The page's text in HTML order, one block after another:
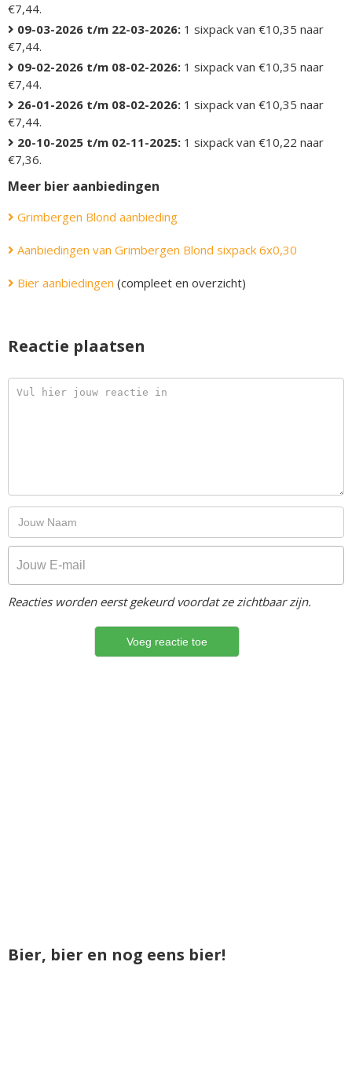
€7,44.
09-03-2026 t/m 22-03-2026: 1 sixpack van €10,35 naar
€7,44.
09-02-2026 t/m 08-02-2026: 1 sixpack van €10,35 naar
€7,44.
26-01-2026 t/m 08-02-2026: 1 sixpack van €10,35 naar
€7,44.
20-10-2025 t/m 02-11-2025: 1 sixpack van €10,22 naar
€7,36.
Meer bier aanbiedingen
Grimbergen Blond aanbieding
Aanbiedingen van Grimbergen Blond sixpack 6x0,30
Bier aanbiedingen (compleet en overzicht)
Reactie plaatsen
Reacties worden eerst gekeurd voordat ze zichtbaar zijn.
Bier, bier en nog eens bier!